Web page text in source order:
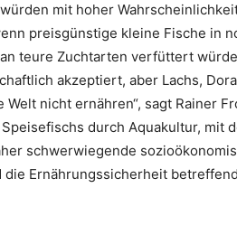
mit hoher
preisgünstige kleine Fische in
teure Zuchtarten verfüttert
akzeptiert, aber Lachs,
nicht ernähren“, sagt Rainer
durch Aquakultur, mit
schwerwiegende
Ernährungssicherheit